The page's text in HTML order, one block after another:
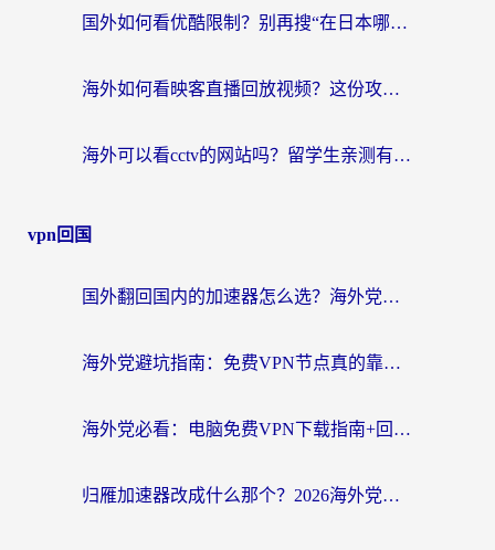
国外如何看优酷限制？别再搜“在日本哪个软件可以看中国电视剧”，这篇教你搞定
海外如何看映客直播回放视频？这份攻略帮你搞定（附腾讯优酷观看技巧）
海外可以看cctv的网站吗？留学生亲测有效的回国追剧方案
vpn回国
国外翻回国内的加速器怎么选？海外党亲测实用指南，告别地域限制
海外党避坑指南：免费VPN节点真的靠谱吗？教你选对回国加速器无缝访问国内资源
海外党必看：电脑免费VPN下载指南+回国加速器选择全攻略，告别地区限制
归雁加速器改成什么那个？2026海外党回国加速全攻略：告别地区限制，轻松刷剧玩游戏